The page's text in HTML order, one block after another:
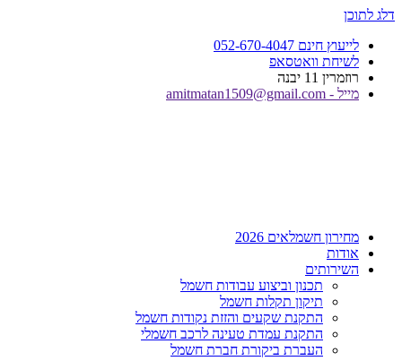
דלג לתוכן
לייעוץ חינם 052-670-4047
לשיחת וואטסאפ
רוזמרין 11 יבנה
מייל - amitmatan1509@gmail.com
מחירון חשמלאים 2026
אודות
השירותים
תכנון וביצוע עבודות חשמל
תיקון תקלות חשמל
התקנת שקעים והזזת נקודות חשמל
התקנת עמדת טעינה לרכב חשמלי
העברת ביקורת חברת חשמל